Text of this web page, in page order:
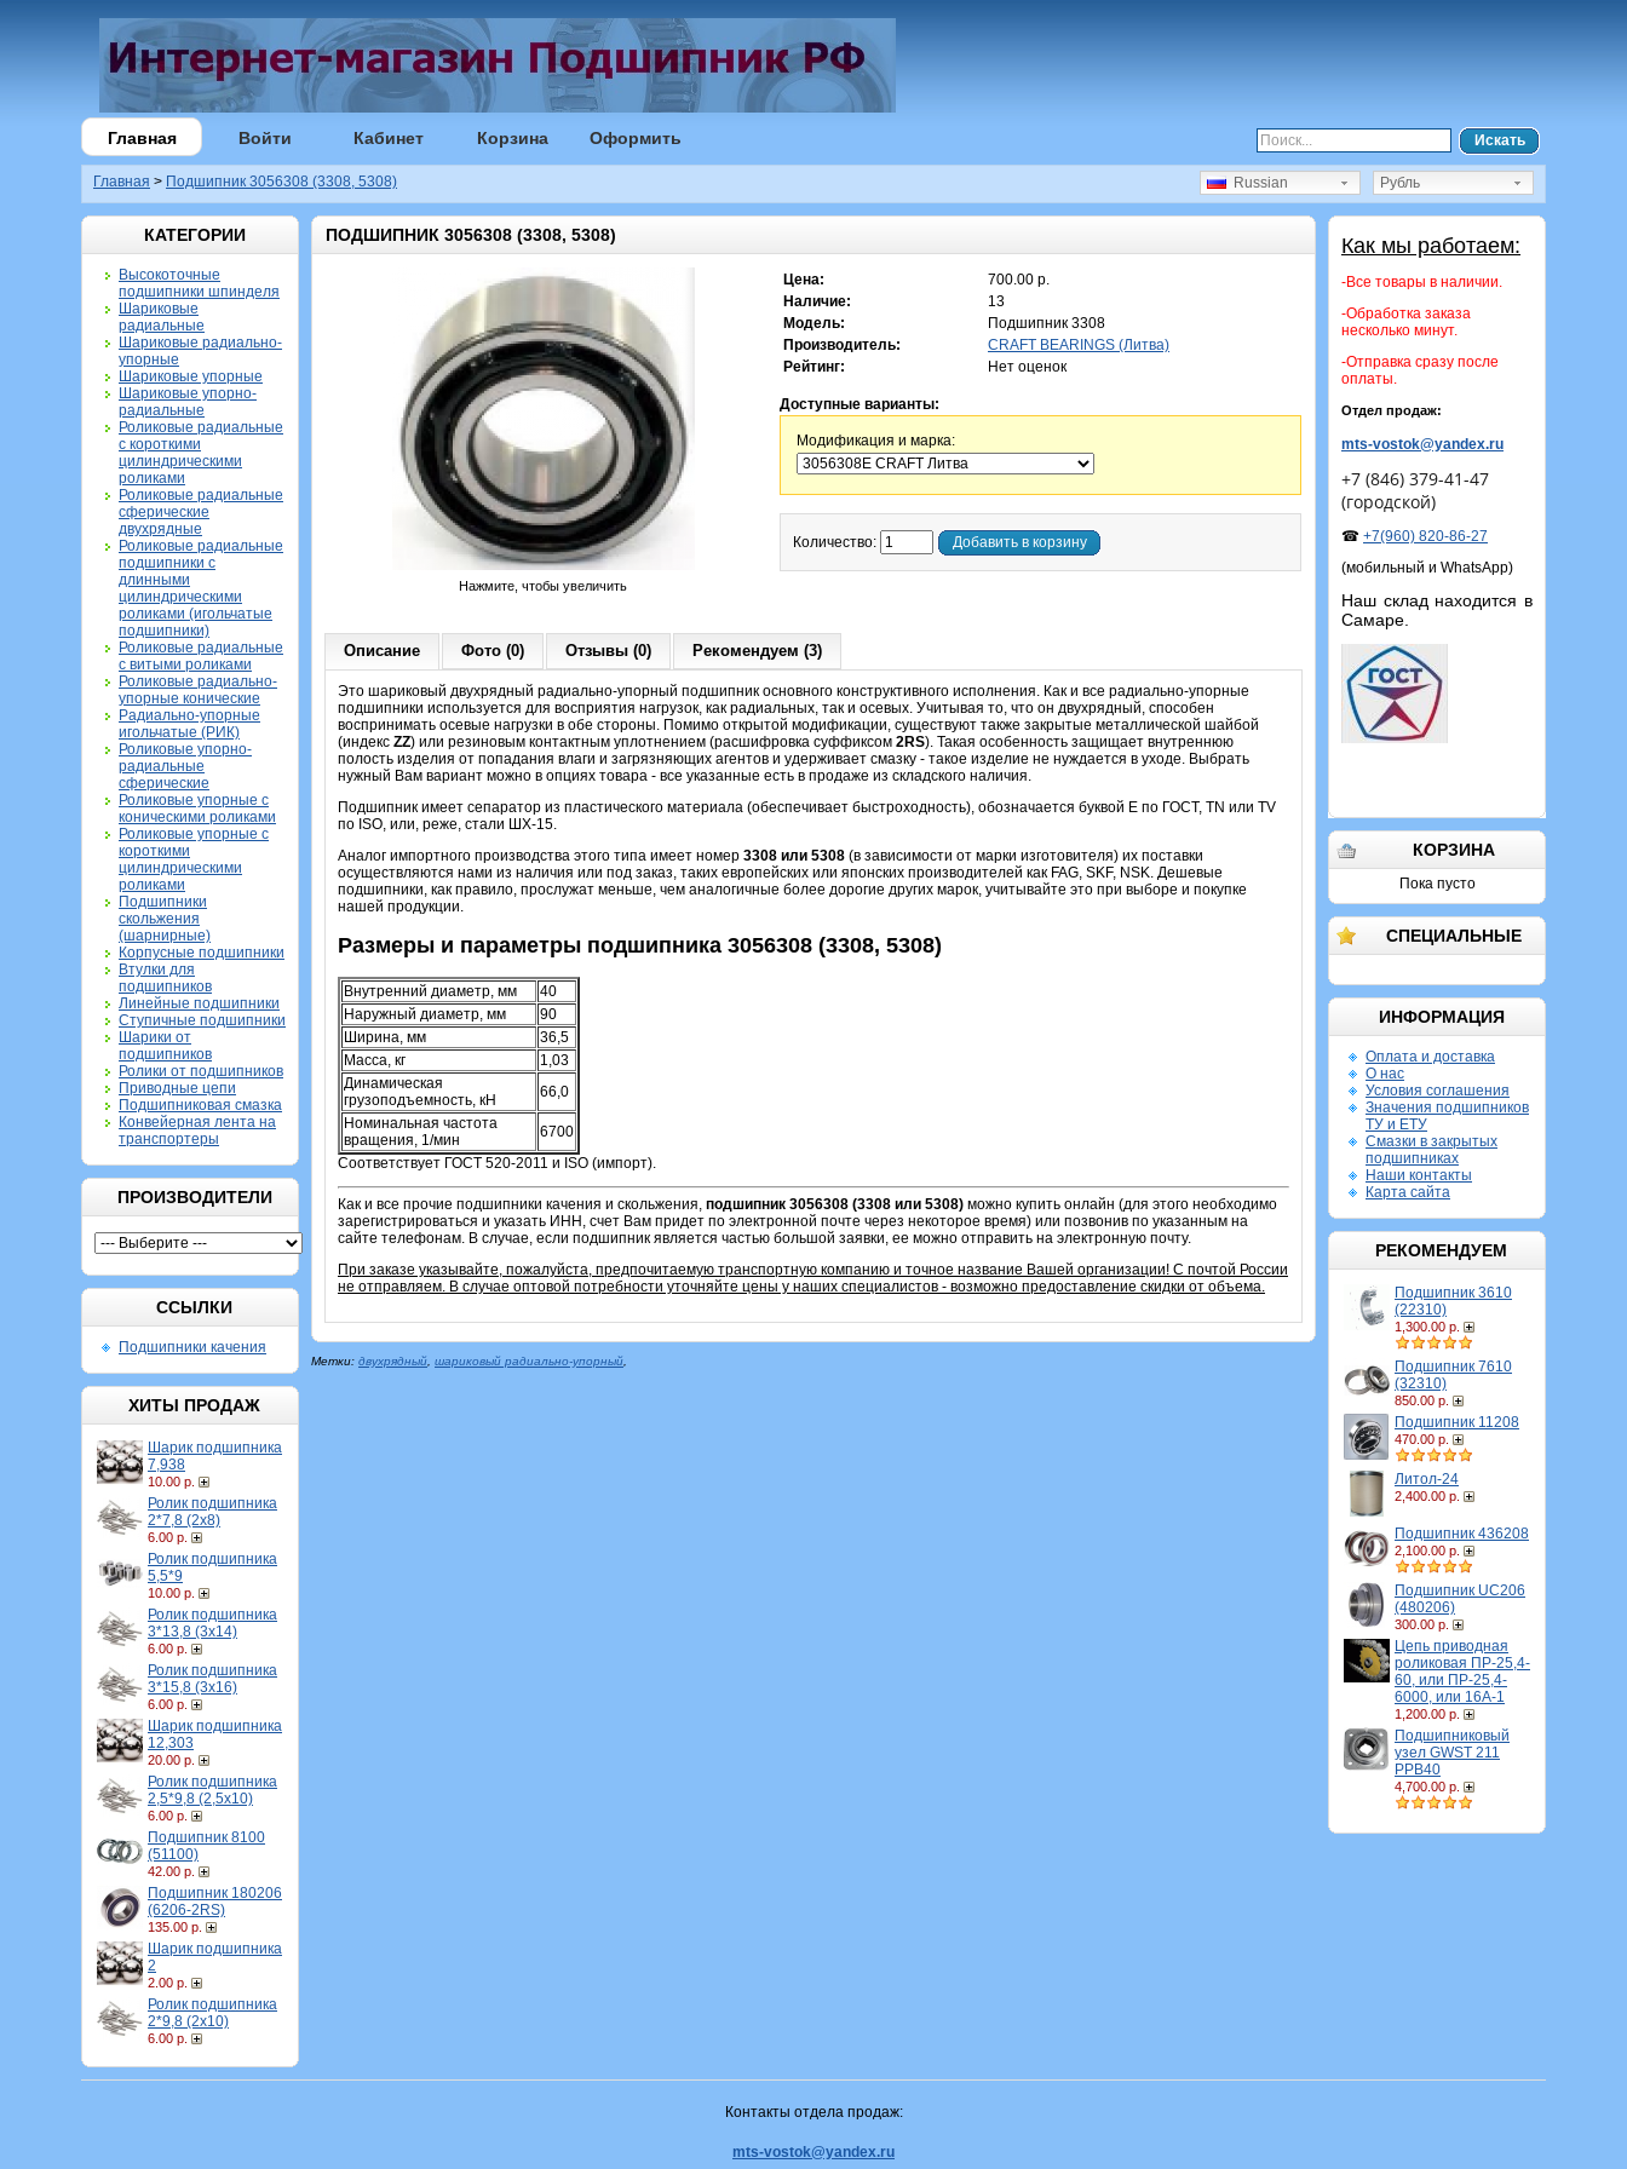
Главная Войти Кабинет Корзина Оформить Искать
Главная > Подшипник 3056308 (3308, 5308) Рубль
Russian
КАТЕГОРИИ
Высокоточные
подшипники шпинделя
Шариковые
радиальные
Шариковые радиально-
упорные
Шариковые упорные
Шариковые упорно-
радиальные
Роликовые радиальные
с короткими
цилиндрическими
роликами
Роликовые радиальные
сферические
двухрядные
Роликовые радиальные
подшипники с
длинными
цилиндрическими
роликами (игольчатые
подшипники)
Роликовые радиальные
с витыми роликами
Роликовые радиально-
упорные конические
Радиально-упорные
игольчатые (РИК)
Роликовые упорно-
радиальные
сферические
Роликовые упорные с
коническими роликами
Роликовые упорные с
короткими
цилиндрическими
роликами
Подшипники
скольжения
(шарнирные)
Корпусные подшипники
Втулки для
подшипников
Линейные подшипники
Ступичные подшипники
Шарики от
подшипников
Ролики от подшипников
Приводные цепи
Подшипниковая смазка
Конвейерная лента на
транспортеры
ПРОИЗВОДИТЕЛИ
ССЫЛКИ
Подшипники качения
ХИТЫ ПРОДАЖ
Шарик подшипника
7,938
10.00 р.
Ролик подшипника
2*7,8 (2х8)
6.00 р.
Ролик подшипника
5,5*9
10.00 р.
Ролик подшипника
3*13,8 (3х14)
6.00 р.
Ролик подшипника
3*15,8 (3х16)
6.00 р.
Шарик подшипника
12,303
20.00 р.
Ролик подшипника
2,5*9,8 (2,5х10)
6.00 р.
Подшипник 8100
(51100)
42.00 р.
Подшипник 180206
(6206-2RS)
135.00 р.
Шарик подшипника
2
2.00 р.
Ролик подшипника
2*9,8 (2х10)
6.00 р.
Как мы работаем:
-Все товары в наличии.
-Обработка заказа
несколько минут.
-Отправка сразу после
оплаты.
Отдел продаж:
mts-vostok@yandex.ru
+7 (846) 379-41-47
(городской)
☎ +7(960) 820-86-27
(мобильный и WhatsApp)
Наш склад находится в
Самаре.
КОРЗИНА
Пока пусто
СПЕЦИАЛЬНЫЕ
ИНФОРМАЦИЯ
Оплата и доставка
О нас
Условия соглашения
Значения подшипников
ТУ и ЕТУ
Смазки в закрытых
подшипниках
Наши контакты
Карта сайта
РЕКОМЕНДУЕМ
Подшипник 3610
(22310)
1,300.00 р.
Подшипник 7610
(32310)
850.00 р.
Подшипник 11208
470.00 р.
Литол-24
2,400.00 р.
Подшипник 436208
2,100.00 р.
Подшипник UC206
(480206)
300.00 р.
Цепь приводная
роликовая ПР-25,4-
60, или ПР-25,4-
6000, или 16A-1
1,200.00 р.
Подшипниковый
узел GWST 211
PPB40
4,700.00 р.
ПОДШИПНИК 3056308 (3308, 5308)
Нажмите, чтобы увеличить
Цена:
700.00 р.
Наличие:
13
Модель:
Подшипник 3308
Производитель:
CRAFT BEARINGS (Литва)
Рейтинг:
Нет оценок
Доступные варианты:
Модификация и марка:
Количество: Добавить в корзину
Описание Фото (0) Отзывы (0) Рекомендуем (3)
Это шариковый двухрядный радиально-упорный подшипник основного конструктивного исполнения. Как и все радиально-упорные
подшипники используется для восприятия нагрузок, как радиальных, так и осевых. Учитывая то, что он двухрядный, способен
воспринимать осевые нагрузки в обе стороны. Помимо открытой модификации, существуют также закрытые металлической шайбой
(индекс ZZ) или резиновым контактным уплотнением (расшифровка суффиксом 2RS). Такая особенность защищает внутреннюю
полость изделия от попадания влаги и загрязняющих агентов и удерживает смазку - такое изделие не нуждается в уходе. Выбрать
нужный Вам вариант можно в опциях товара - все указанные есть в продаже из складского наличия.
Подшипник имеет сепаратор из пластического материала (обеспечивает быстроходность), обозначается буквой Е по ГОСТ, TN или TV
по ISO, или, реже, стали ШХ-15.
Аналог импортного производства этого типа имеет номер 3308 или 5308 (в зависимости от марки изготовителя) их поставки
осуществляются нами из наличия или под заказ, таких европейских или японских производителей как FAG, SKF, NSK. Дешевые
подшипники, как правило, прослужат меньше, чем аналогичные более дорогие других марок, учитывайте это при выборе и покупке
нашей продукции.
Размеры и параметры подшипника 3056308 (3308, 5308)
Внутренний диаметр, мм
40
Наружный диаметр, мм
90
Ширина, мм
36,5
Масса, кг
1,03
Динамическая
грузоподъемность, кН
66,0
Номинальная частота
вращения, 1/мин
6700
Соответствует ГОСТ 520-2011 и ISO (импорт).
Как и все прочие подшипники качения и скольжения, подшипник 3056308 (3308 или 5308) можно купить онлайн (для этого необходимо
зарегистрироваться и указать ИНН, счет Вам придет по электронной почте через некоторое время) или позвонив по указанным на
сайте телефонам. В случае, если подшипник является частью большой заявки, ее можно отправить на электронную почту.
При заказе указывайте, пожалуйста, предпочитаемую транспортную компанию и точное название Вашей организации! С почтой России
не отправляем. В случае оптовой потребности уточняйте цены у наших специалистов - возможно предоставление скидки от объема.
Метки: двухрядный шариковый радиально-упорный
Контакты отдела продаж:
mts-vostok@yandex.ru